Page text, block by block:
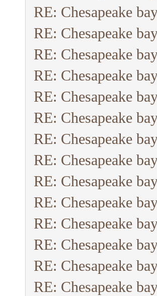
RE: Chesapeake
RE: Chesapeake
RE: Chesapeake
RE: Chesapeake
RE: Chesapeake
RE: Chesapeake
RE: Chesapeake
RE: Chesapeake
RE: Chesapeake
RE: Chesapeake
RE: Chesapeake
RE: Chesapeake
RE: Chesapeake
RE: Chesapeake